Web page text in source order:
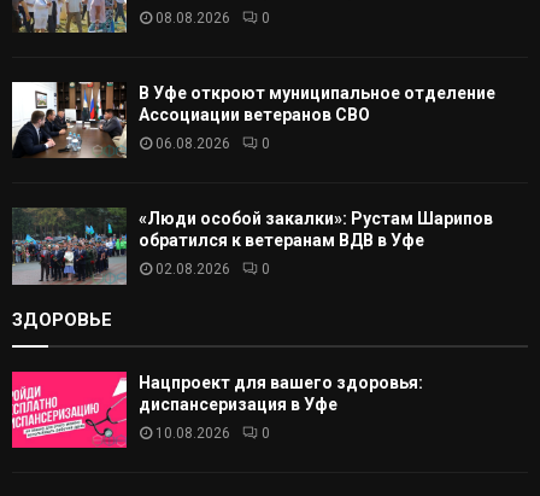
08.08.2026 0
В Уфе откроют муниципальное отделение
Ассоциации ветеранов СВО
06.08.2026 0
«Люди особой закалки»: Рустам Шарипов
обратился к ветеранам ВДВ в Уфе
02.08.2026 0
ЗДОРОВЬЕ
Нацпроект для вашего здоровья:
диспансеризация в Уфе
10.08.2026 0